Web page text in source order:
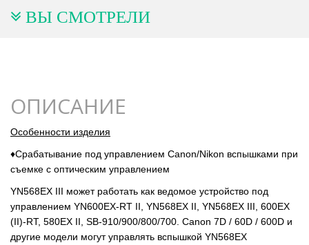
ВЫ СМОТРЕЛИ
ОПИСАНИЕ
Особенности изделия
♦Срабатывание под управлением Сanon/Nikon вспышками при
съемке с оптическим управлением
YN568EX III может работать как ведомое устройство под
управлением YN600EX-RT II, YN568EX II, YN568EX III, 600EX
(II)-RT, 580EX II, SB-910/900/800/700. Canon 7D / 60D / 600D и
другие модели могут управлять вспышкой YN568EX